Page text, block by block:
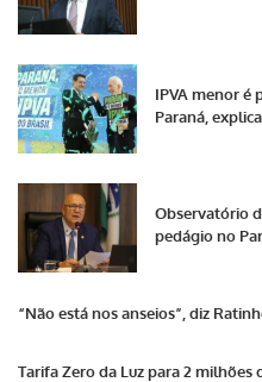
IPVA menor é
Paraná,
Observatório
pedágio no
“Não está nos anseios”, diz
Tarifa Zero da Luz para 2 milhões